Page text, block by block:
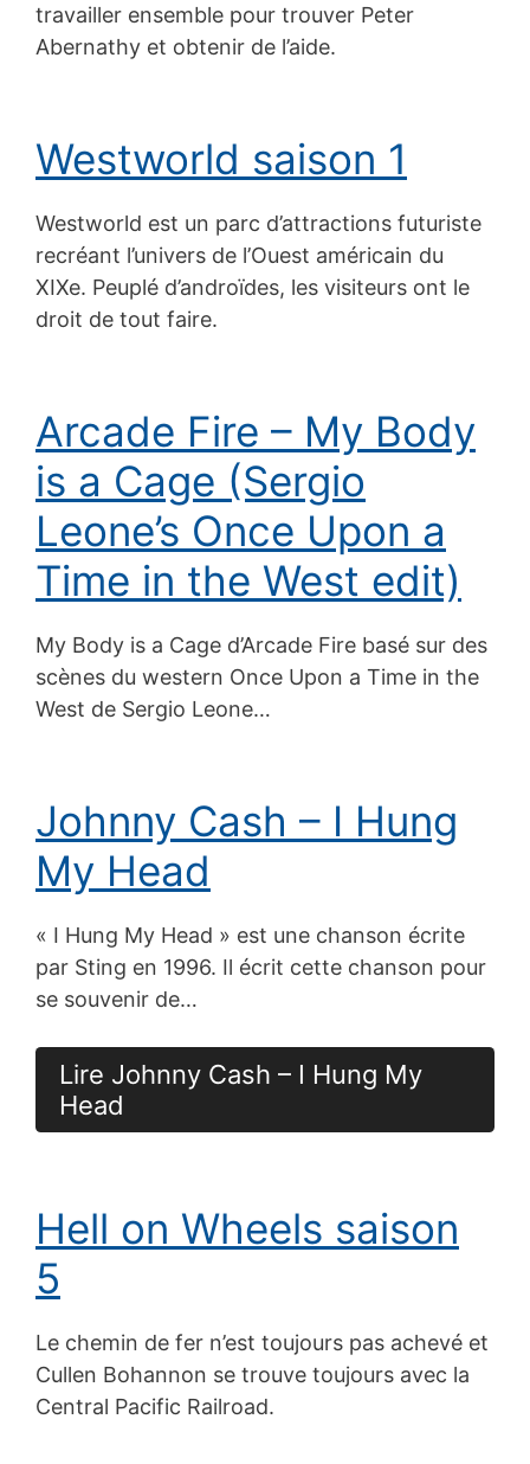
travailler ensemble pour trouver Peter
Abernathy et obtenir de l’aide.
Westworld saison 1
Westworld est un parc d’attractions futuriste
recréant l’univers de l’Ouest américain du
XIXe. Peuplé d’androïdes, les visiteurs ont le
droit de tout faire.
Arcade Fire – My Body
is a Cage (Sergio
Leone’s Once Upon a
Time in the West edit)
My Body is a Cage d’Arcade Fire basé sur des
scènes du western Once Upon a Time in the
West de Sergio Leone…
Johnny Cash – I Hung
My Head
« I Hung My Head » est une chanson écrite
par Sting en 1996. Il écrit cette chanson pour
se souvenir de…
Lire Johnny Cash – I Hung My
Head
Hell on Wheels saison
5
Le chemin de fer n’est toujours pas achevé et
Cullen Bohannon se trouve toujours avec la
Central Pacific Railroad.